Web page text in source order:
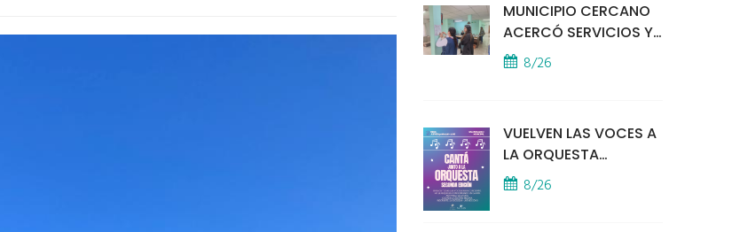
MUNICIPIO CERCANO
ACERCÓ SERVICIOS Y
ATENCIÓN A LOS
VECINOS EL
8/26
VUELVEN LAS VOCES A
LA ORQUESTA
MUNICIPAL
8/26